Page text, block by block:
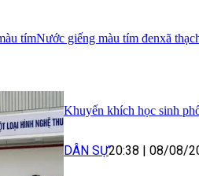
tímNước giếng màu tím đenxã
Khuyến khích học sinh
DÂN SỰ20:38 08/08/